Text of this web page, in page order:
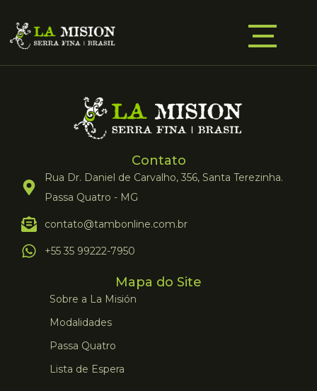
Contato
Rua Dr. Daniel de Carvalho, 356, Santa Terezinha.
Passa Quatro - MG
contato@tambonline.com.br
+55 35 99222-7950
Mapa do Site
Sobre a La Misión
Modalidades
Passa Quatro
Lista de Espera